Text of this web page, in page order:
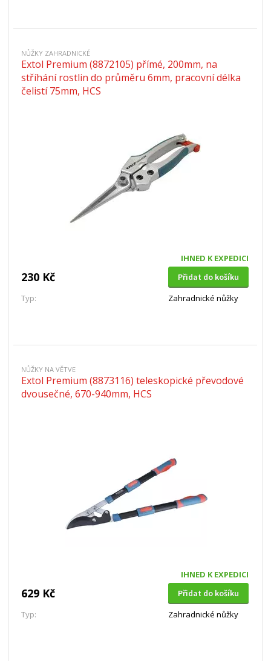
NŮŽKY ZAHRADNICKÉ
Extol Premium (8872105) přímé, 200mm, na
stříhání rostlin do průměru 6mm, pracovní délka
čelistí 75mm, HCS
IHNED K EXPEDICI
230 Kč
Přidat do košíku
Typ:
Zahradnické nůžky
NŮŽKY NA VĚTVE
Extol Premium (8873116) teleskopické převodové
dvousečné, 670-940mm, HCS
IHNED K EXPEDICI
629 Kč
Přidat do košíku
Typ:
Zahradnické nůžky